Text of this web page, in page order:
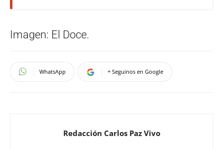
Imagen: El Doce.
WhatsApp + Seguinos en Google
Redacción Carlos Paz Vivo